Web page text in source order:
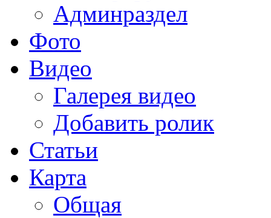
Админраздел
Фото
Видео
Галерея видео
Добавить ролик
Статьи
Карта
Общая